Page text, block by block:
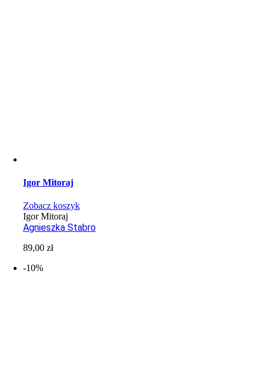
Igor Mitoraj
Zobacz koszyk
Igor Mitoraj
Agnieszka Stabro
89,00zł
-10%